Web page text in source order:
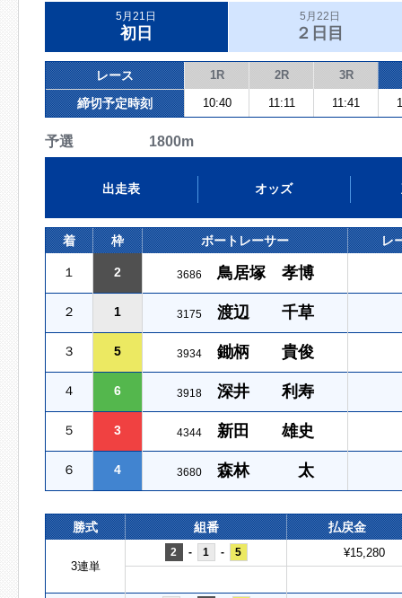
5月21日
初日
5月22日
２日目
レース 1R 2R 3R
締切予定時刻 10:40 11:11 11:41
予選 1800m
出走表 オッズ
着 枠 ボートレーサー レ
１ 2 3686 鳥居塚 孝博
２ 1 3175 渡辺 千草
３ 5 3934 鋤柄 貴俊
４ 6 3918 深井 利寿
５ 3 4344 新田 雄史
６ 4 3680 森林 太
勝式 組番 払戻金
3連単
2 - 1 - 5 ¥15,280